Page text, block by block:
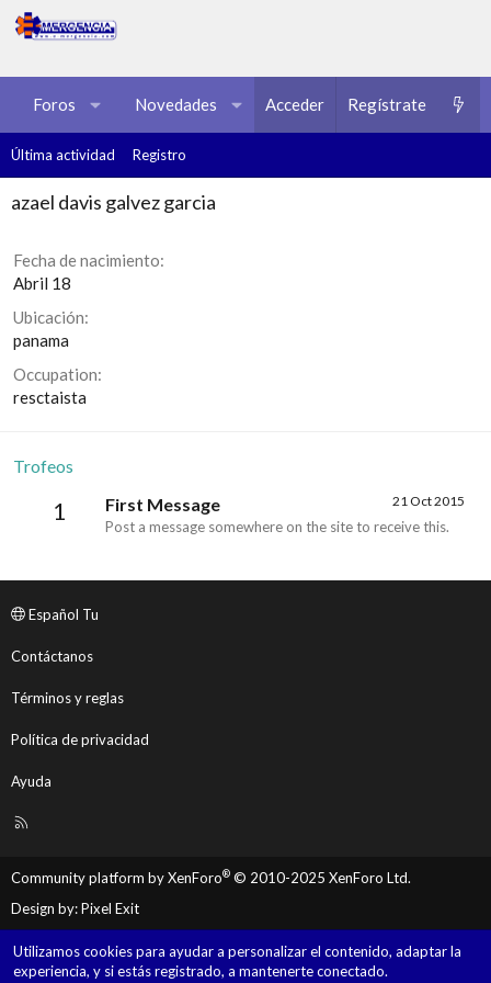
Foros Novedades Multimedia Recursos
Acceder Regístrate
Última actividad Registro
azael davis galvez garcia
Fecha de nacimiento
Abril 18
Ubicación
panama
Occupation
resctaista
Trofeos
1 21 Oct 2015
First Message
Post a message somewhere on the site to receive this.
Español Tu
Contáctanos
Términos y reglas
Política de privacidad
Ayuda
R
Community platform by XenForo® © 2010-2025 XenForo Ltd.
Design by:Pixel Exit
Utilizamos cookies para ayudar a personalizar el contenido, adaptar la
experiencia, y si estás registrado, a mantenerte conectado.